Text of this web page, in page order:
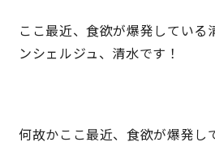
ここ最近、食欲が爆発している
ンシェルジュ、清水です！
何故かここ最近、食欲が爆発し